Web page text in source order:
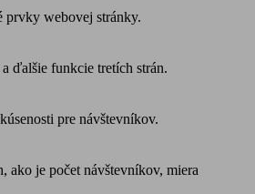
prvky webovej stránky.
ďalšie funkcie tretích strán.
pre návštevníkov.
ako je počet návštevníkov, miera